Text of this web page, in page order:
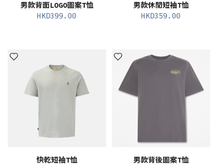
男款背面LOGO圖案T恤
HKD399.00
男款休閒短袖T恤
HKD359.00
快乾短袖T恤
男款背後圖案T恤